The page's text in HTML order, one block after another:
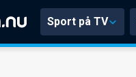
Sport på TV